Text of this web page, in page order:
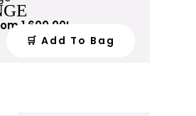
1,600.00L
🛒 Add To Bag